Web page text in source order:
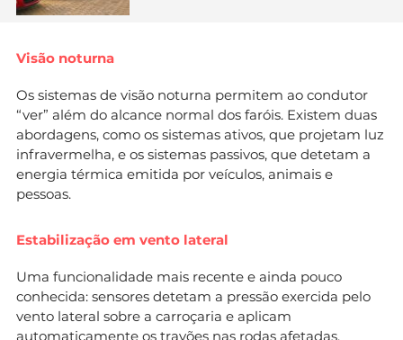
Visão noturna
Os sistemas de visão noturna permitem ao condutor
“ver” além do alcance normal dos faróis. Existem duas
abordagens, como os sistemas ativos, que projetam luz
infravermelha, e os sistemas passivos, que detetam a
energia térmica emitida por veículos, animais e
pessoas.
Estabilização em vento lateral
Uma funcionalidade mais recente e ainda pouco
conhecida: sensores detetam a pressão exercida pelo
vento lateral sobre a carroçaria e aplicam
automaticamente os travões nas rodas afetadas,